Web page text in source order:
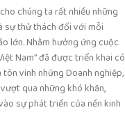
chúng ta rất nhiều những
sự thử thách đối với mỗi
lớn. Nhằm hưởng ứng cuộc
Nam” đã được triển khai có
vinh những Doanh nghiệp,
qua những khó khăn,
sự phát triển của nền kinh